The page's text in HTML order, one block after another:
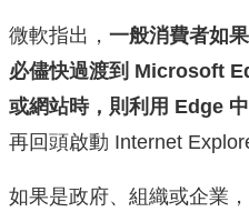
微軟指出， 一般消費者如
必儘快過渡到 Microsoft
或網站時，則利用 Edge
再回頭啟動 Internet
如果是政府、組織或企業